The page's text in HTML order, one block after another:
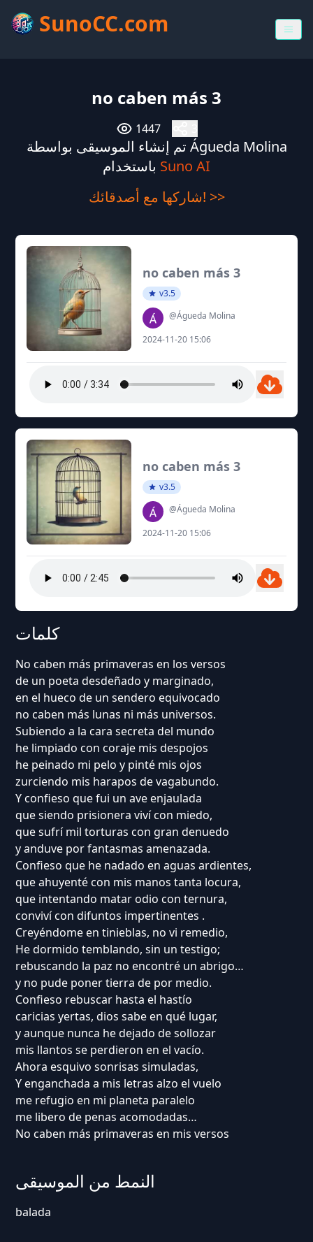
SunoCC.com
no caben más 3
1447
تم إنشاء الموسيقى بواسطة Águeda Molina
Suno AI
شاركها مع أصدقائك! >>
no caben más 3
v3.5
@Águeda Molina
2024-11-20 15:06
no caben más 3
v3.5
@Águeda Molina
2024-11-20 15:06
كلمات
No caben más primaveras en los versos
de un poeta desdeñado y marginado,
en el hueco de un sendero equivocado
no caben más lunas ni más universos.
Subiendo a la cara secreta del mundo
he limpiado con coraje mis despojos
he peinado mi pelo y pinté mis ojos
zurciendo mis harapos de vagabundo.
Y confieso que fui un ave enjaulada
que siendo prisionera viví con miedo,
que sufrí mil torturas con gran denuedo
y anduve por fantasmas amenazada.
Confieso que he nadado en aguas ardientes,
que ahuyenté con mis manos tanta locura,
que intentando matar odio con ternura,
conviví con difuntos impertinentes .
Creyéndome en tinieblas, no vi remedio,
He dormido temblando, sin un testigo;
rebuscando la paz no encontré un abrigo…
y no pude poner tierra de por medio.
Confieso rebuscar hasta el hastío
caricias yertas, dios sabe en qué lugar,
y aunque nunca he dejado de sollozar
mis llantos se perdieron en el vacío.
Ahora esquivo sonrisas simuladas,
Y enganchada a mis letras alzo el vuelo
me refugio en mi planeta paralelo
me libero de penas acomodadas…
No caben más primaveras en mis versos
النمط من الموسيقى
balada